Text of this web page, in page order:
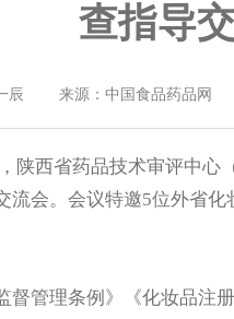
查指导
辰 来源：中国食品药品网
西省药品技术审评中心
流会。会议特邀5位外省
管理条例》《化妆品注